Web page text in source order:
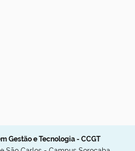
Gestão e Tecnologia - CCGT